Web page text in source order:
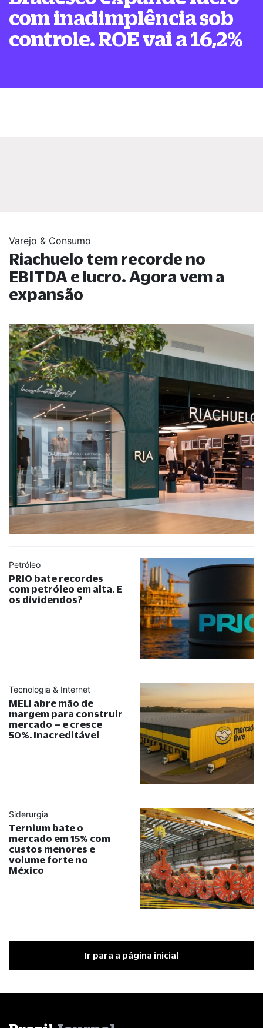
com inadimplência sob
controle. ROE vai a 16,2%
Varejo & Consumo
Riachuelo tem recorde no
EBITDA e lucro. Agora vem a
expansão
Petróleo
PRIO bate recordes
com petróleo em alta. E
os dividendos?
Tecnologia & Internet
MELI abre mão de
margem para construir
mercado – e cresce
50%. Inacreditável
Siderurgia
Ternium bate o
mercado em 15% com
custos menores e
volume forte no
México
Ir para a página inicial